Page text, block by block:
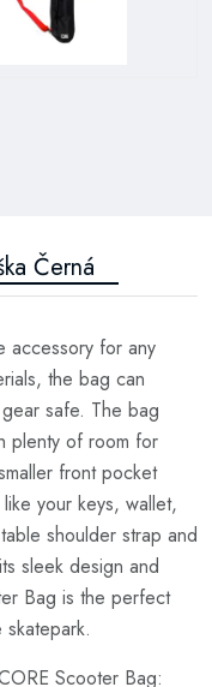
Černá
accessory for any
the bag can
safe. The bag
plenty of room for
front pocket
your keys, wallet,
shoulder strap and
sleek design and
Bag is the perfect
Scooter Bag: